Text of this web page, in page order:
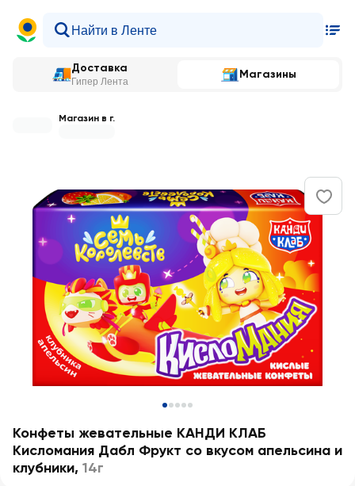
Доставка
Гипер Лента
Магазины
Магазин в г.
Конфеты жевательные КАНДИ КЛАБ
Кисломания Дабл Фрукт со вкусом апельсина и
клубники, 14г